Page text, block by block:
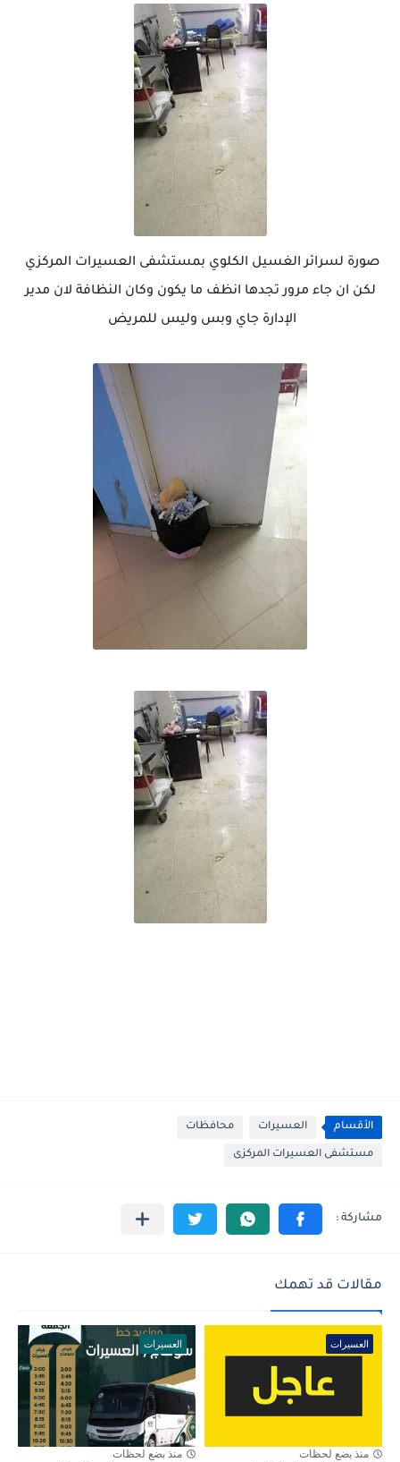
صورة لسرائر الغسيل الكلوي بمستشفى العسيرات المركزي
لكن ان جاء مرور تجدها انظف ما يكون وكان النظافة لان مدير
الإدارة جاي وبس وليس للمريض
الأقسام العسيرات محافظات
مستشفى العسيرات المركزى
مقالات قد تهمك
العسيرات
منذ بضع لحظات
العسيرات
منذ بضع لحظات